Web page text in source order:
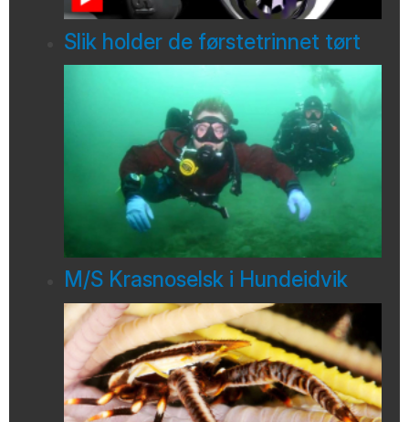
Slik holder de førstetrinnet tørt
M/S Krasnoselsk i Hundeidvik